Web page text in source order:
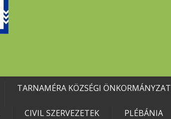
TARNAMÉRA KÖZSÉGI ÖNKORMÁNYZAT
CIVIL SZERVEZETEK PLÉBÁNIA